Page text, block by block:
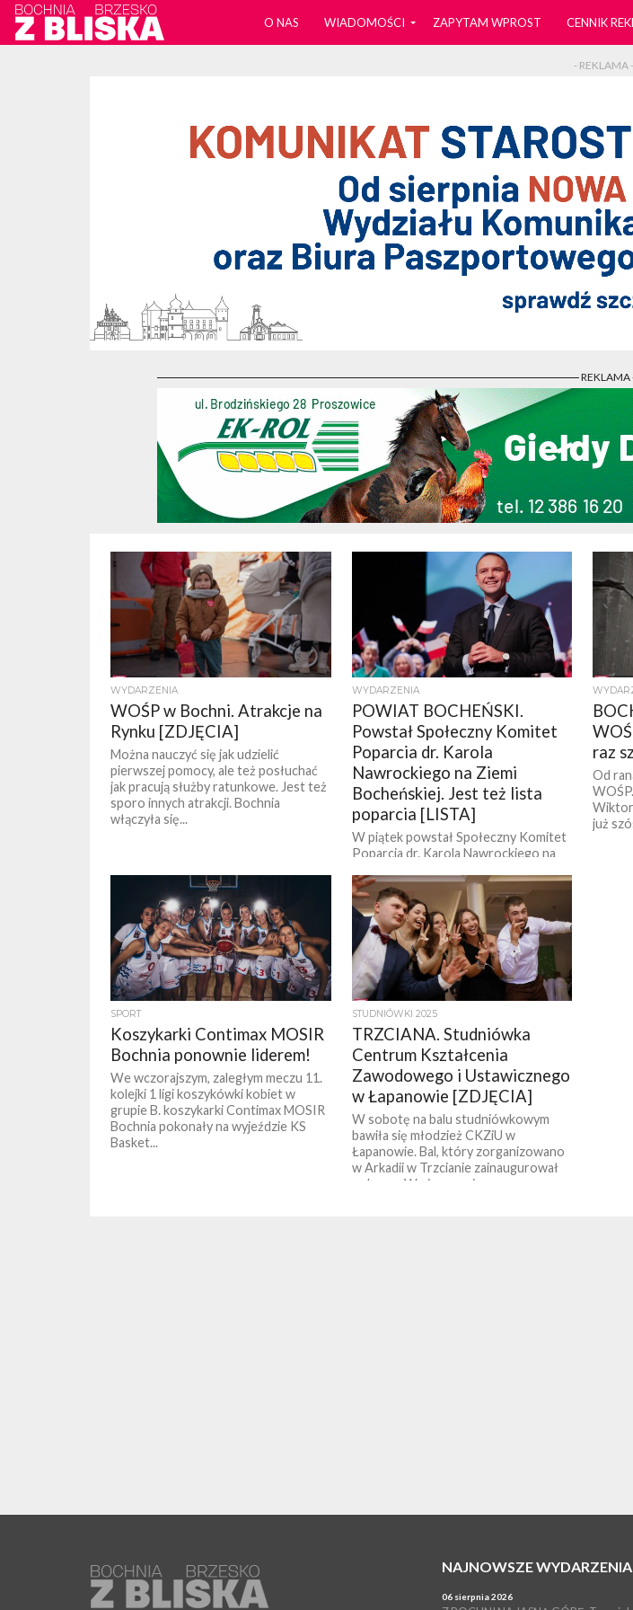
O NAS WIADOMOŚCI ZAPYTAM WPROST CENNIK
- REKLAMA -
- REKLAMA
WYDARZENIA
WOŚP w Bochni. Atrakcje na
Rynku [ZDJĘCIA]
Można nauczyć się jak udzielić
pierwszej pomocy, ale też posłuchać
jak pracują służby ratunkowe. Jest też
sporo innych atrakcji. Bochnia
włączyła się...
WYDARZENIA
POWIAT BOCHEŃSKI.
Powstał Społeczny Komitet
Poparcia dr. Karola
Nawrockiego na Ziemi
Bocheńskiej. Jest też lista
poparcia [LISTA]
W piątek powstał Społeczny Komitet
Poparcia dr. Karola Nawrockiego na
razem z Markiem Piekarczykiem z
Ogólnopolskiego Obywatelskiego...
raz
Od
już
SPORT
Koszykarki Contimax MOSIR
Bochnia ponownie liderem!
We wczorajszym, zaległym meczu 11.
kolejki 1 ligi koszykówki kobiet w
grupie B. koszykarki Contimax MOSIR
Bochnia pokonały na wyjeździe KS
Basket...
STUDNIÓWKI 2025
TRZCIANA. Studniówka
Centrum Kształcenia
Zawodowego i Ustawicznego
w Łapanowie [ZDJĘCIA]
W sobotę na balu studniówkowym
bawiła się młodzież CKZiU w
Łapanowie. Bal, który zorganizowano
w Arkadii w Trzcianie zainaugurował
polonez. W pierwszej...
NAJNOWSZE WYDARZENIA
06 sierpnia 2026